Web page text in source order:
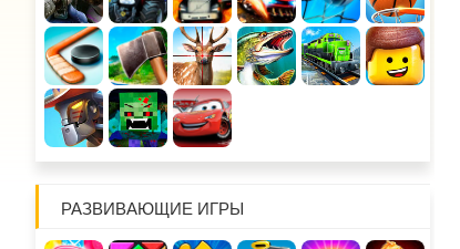
РАЗВИВАЮЩИЕ ИГРЫ